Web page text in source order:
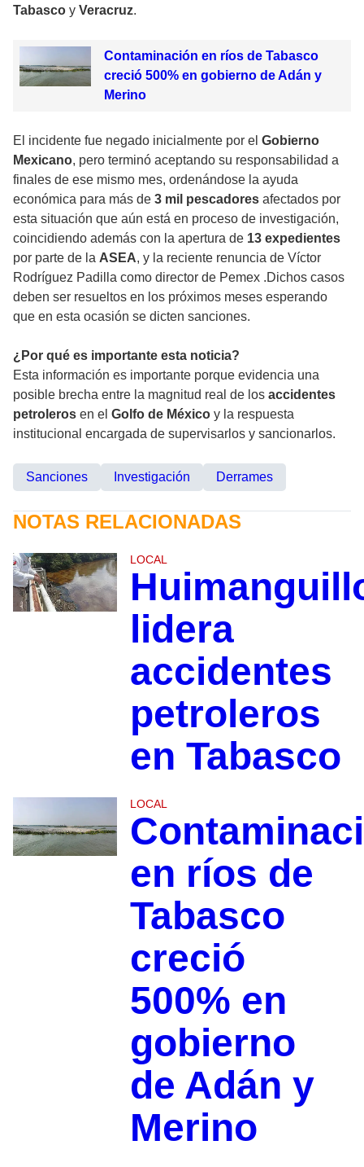
Tabasco y Veracruz.
Contaminación en ríos de Tabasco
creció 500% en gobierno de Adán y
Merino
El incidente fue negado inicialmente por el Gobierno
Mexicano, pero terminó aceptando su responsabilidad a
finales de ese mismo mes, ordenándose la ayuda
económica para más de 3 mil pescadores afectados por
esta situación que aún está en proceso de investigación,
coincidiendo además con la apertura de 13 expedientes
por parte de la ASEA, y la reciente renuncia de Víctor
Rodríguez Padilla como director de Pemex .Dichos casos
deben ser resueltos en los próximos meses esperando
que en esta ocasión se dicten sanciones.
¿Por qué es importante esta noticia?
Esta información es importante porque evidencia una
posible brecha entre la magnitud real de los accidentes
petroleros en el Golfo de México y la respuesta
institucional encargada de supervisarlos y sancionarlos.
Sanciones Investigación Derrames
NOTAS RELACIONADAS
LOCAL
lidera
accidentes
petroleros
en Tabasco
LOCAL
en ríos de
Tabasco
creció
500% en
gobierno
de Adán y
Merino